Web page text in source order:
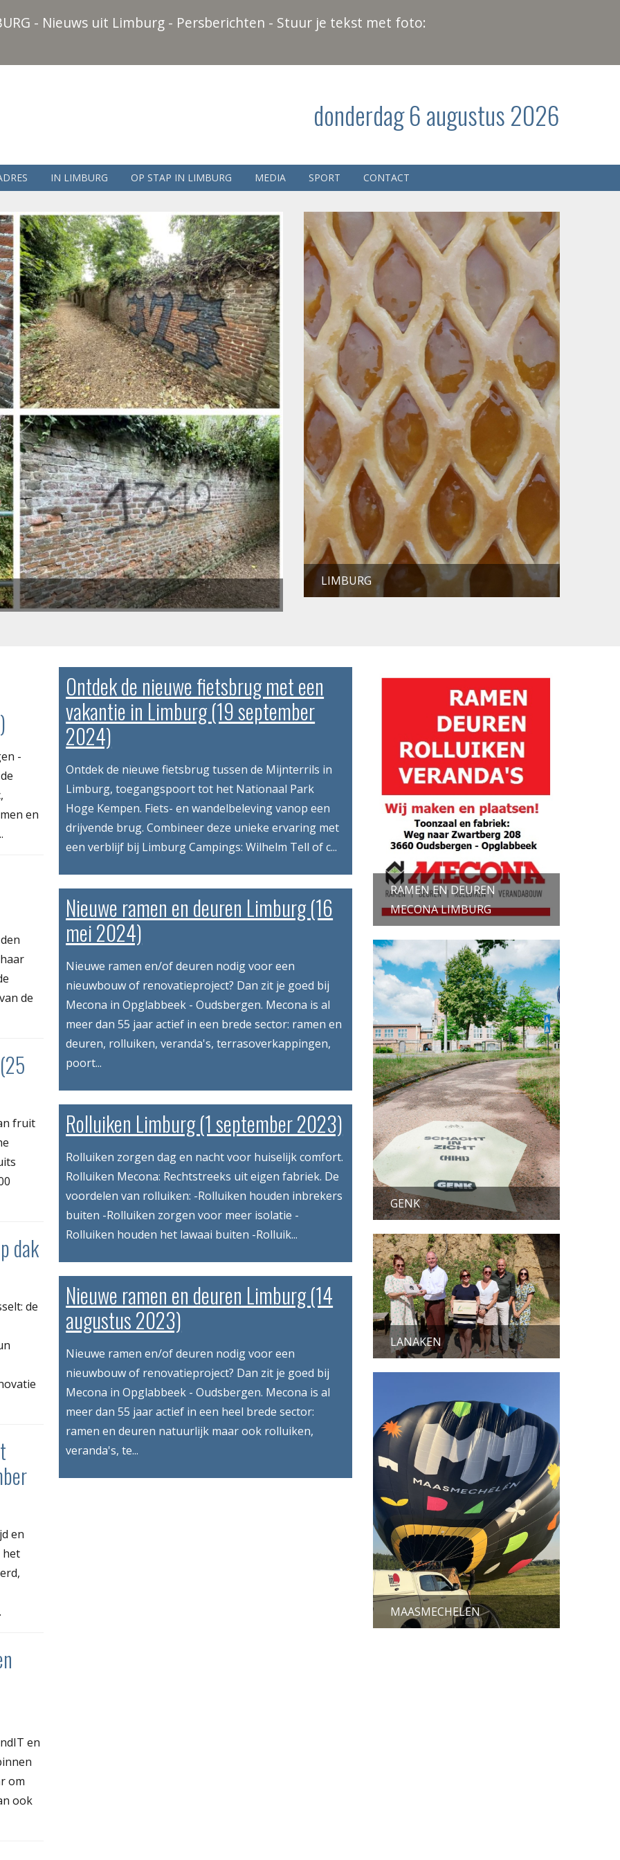
- Nieuws uit Limburg - Persberichten - Stuur je tekst met foto:
donderdag 6 augustus 2026
IN LIMBURG OP STAP IN LIMBURG MEDIA SPORT CONTACT
LIMBURG
-
en
de
fruit
dak
de
en
het
en
om
ook
Ontdek de nieuwe fietsbrug met een
vakantie in Limburg (19 september
2024)
Ontdek de nieuwe fietsbrug tussen de Mijnterrils in
Limburg, toegangspoort tot het Nationaal Park
Hoge Kempen. Fiets- en wandelbeleving vanop een
drijvende brug. Combineer deze unieke ervaring met
een verblijf bij Limburg Campings: Wilhelm Tell of c...
Nieuwe ramen en deuren Limburg (16
mei 2024)
Nieuwe ramen en/of deuren nodig voor een
nieuwbouw of renovatieproject? Dan zit je goed bij
Mecona in Opglabbeek - Oudsbergen. Mecona is al
meer dan 55 jaar actief in een brede sector: ramen en
deuren, rolluiken, veranda's, terrasoverkappingen,
poort...
Rolluiken Limburg (1 september 2023)
Rolluiken zorgen dag en nacht voor huiselijk comfort.
Rolluiken Mecona: Rechtstreeks uit eigen fabriek. De
voordelen van rolluiken: -Rolluiken houden inbrekers
buiten -Rolluiken zorgen voor meer isolatie -
Rolluiken houden het lawaai buiten -Rolluik...
Nieuwe ramen en deuren Limburg (14
augustus 2023)
Nieuwe ramen en/of deuren nodig voor een
nieuwbouw of renovatieproject? Dan zit je goed bij
Mecona in Opglabbeek - Oudsbergen. Mecona is al
meer dan 55 jaar actief in een heel brede sector:
ramen en deuren natuurlijk maar ook rolluiken,
veranda's, te...
RAMEN EN DEUREN
MECONA LIMBURG
GENK
LANAKEN
MAASMECHELEN